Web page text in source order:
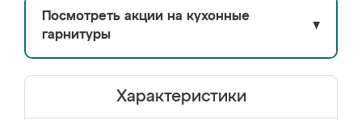
Посмотреть акции на кухонные
гарнитуры
▼
Характеристики